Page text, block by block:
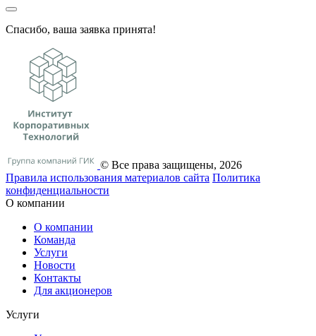
Спасибо, ваша заявка принята!
© Все права защищены, 2026
Правила использования материалов сайта Политика
конфиденциальности
О компании
О компании
Команда
Услуги
Новости
Контакты
Для акционеров
Услуги